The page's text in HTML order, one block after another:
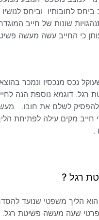
לחובותיו וביחס לנושיו
שונות של חייב
כי החייב עשה מעשה
נכס מנכסיו ונמכר
דוגמא נוספת הנה
להפסיק לשלם את חובו.
חייב מקים עילה לפתיחת
.
רגל ?
הליך משפטי שנועד
פרטי שעה מעשה פשיטת רגל.